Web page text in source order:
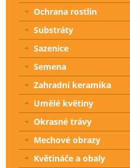
Ochrana rostlin
Substráty
Sazenice
Semena
Zahradní keramika
Umělé květiny
Okrasné trávy
Mechové obrazy
Květináče a obaly